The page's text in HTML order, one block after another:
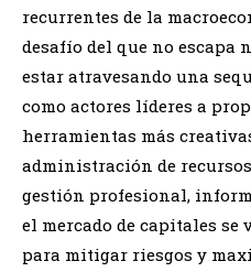
recurrentes de la
desafío del que no escapa
estar atravesando una
como actores líderes a
herramientas más
administración de
gestión profesional,
el mercado de capitales
para mitigar riesgos y